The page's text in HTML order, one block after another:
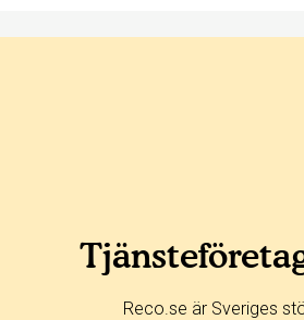
Reco.se är Sveriges